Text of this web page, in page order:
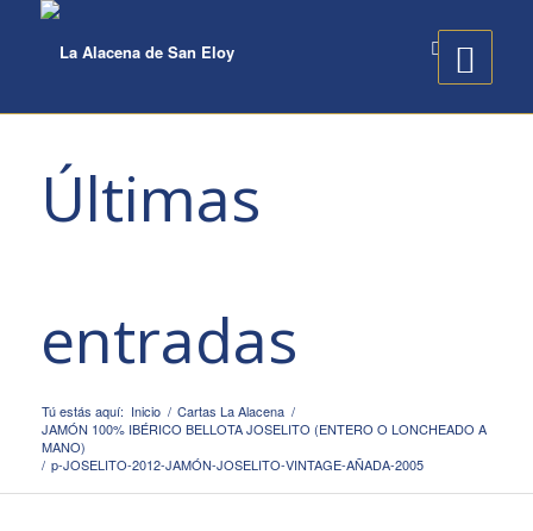
Últimas
entradas
Tú estás aquí: Inicio / Cartas La Alacena /
JAMÓN 100% IBÉRICO BELLOTA JOSELITO (ENTERO O LONCHEADO A
MANO)
/ p-JOSELITO-2012-JAMÓN-JOSELITO-VINTAGE-AÑADA-2005